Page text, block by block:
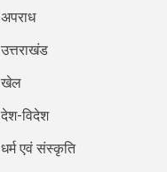
अपराध
उत्तराखंड
खेल
देश-विदेश
धर्म एवं संस्कृति